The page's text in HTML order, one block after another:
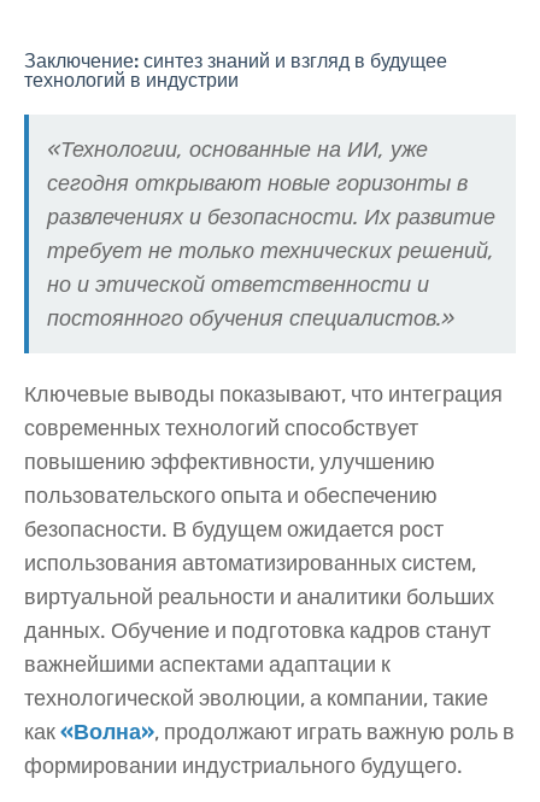
Заключение: синтез знаний и взгляд в будущее
технологий в индустрии
«Технологии, основанные на ИИ, уже
сегодня открывают новые горизонты в
развлечениях и безопасности. Их развитие
требует не только технических решений,
но и этической ответственности и
постоянного обучения специалистов.»
Ключевые выводы показывают, что интеграция
современных технологий способствует
повышению эффективности, улучшению
пользовательского опыта и обеспечению
безопасности. В будущем ожидается рост
использования автоматизированных систем,
виртуальной реальности и аналитики больших
данных. Обучение и подготовка кадров станут
важнейшими аспектами адаптации к
технологической эволюции, а компании, такие
как«Волна», продолжают играть важную роль в
формировании индустриального будущего.